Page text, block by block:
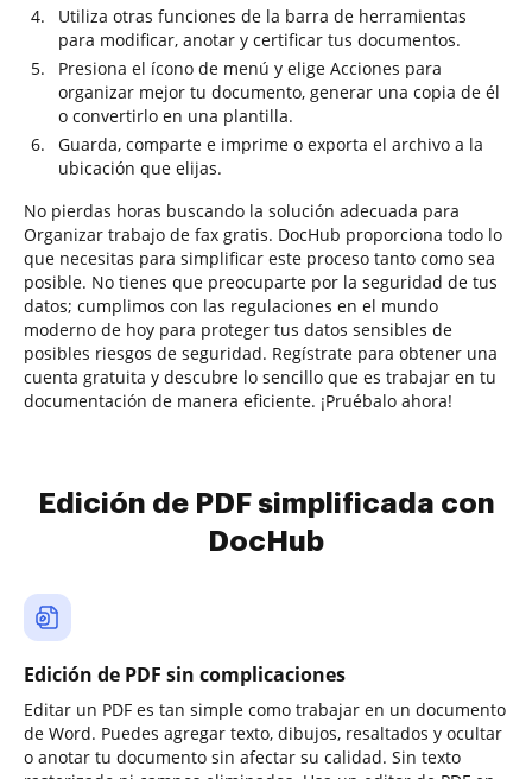
Utiliza otras funciones de la barra de herramientas
para modificar, anotar y certificar tus documentos.
Presiona el ícono de menú y elige Acciones para
organizar mejor tu documento, generar una copia de él
o convertirlo en una plantilla.
Guarda, comparte e imprime o exporta el archivo a la
ubicación que elijas.
No pierdas horas buscando la solución adecuada para
Organizar trabajo de fax gratis. DocHub proporciona todo lo
que necesitas para simplificar este proceso tanto como sea
posible. No tienes que preocuparte por la seguridad de tus
datos; cumplimos con las regulaciones en el mundo
moderno de hoy para proteger tus datos sensibles de
posibles riesgos de seguridad. Regístrate para obtener una
cuenta gratuita y descubre lo sencillo que es trabajar en tu
documentación de manera eficiente. ¡Pruébalo ahora!
Edición de PDF simplificada con
DocHub
Edición de PDF sin complicaciones
Editar un PDF es tan simple como trabajar en un documento
de Word. Puedes agregar texto, dibujos, resaltados y ocultar
o anotar tu documento sin afectar su calidad. Sin texto